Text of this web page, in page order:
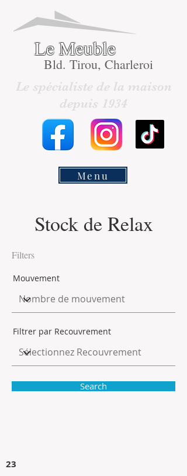
Le Meuble
Bld. Tirou, Charleroi
Le spécialiste de la maison
depuis 1934
Menu
Stock de Relax
Filters
Mouvement
Filtrer par Recouvrement
Search
23